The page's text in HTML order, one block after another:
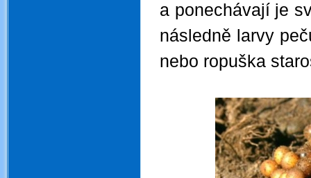
a ponechávají je
následně larvy
nebo ropuška